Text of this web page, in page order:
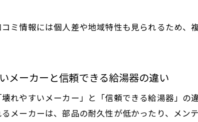
知恵
給湯
ミ情報には個人差や地域特性も見られるため
メーカーと信頼できる給湯器の違い
れやすいメーカー」と「信頼できる給湯器」の
メーカーは、部品の耐久性が低かったり、メン